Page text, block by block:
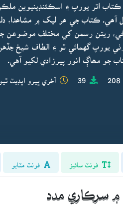
اتر يورپ ۽ اسڪئنڊينيوين ملڪن
آھي. ڪتاب جي ھر ليک ۾ مشاھدا،
ريتن رسمن کي مختلف موضوعن
يورپ گهمائي ٿو ۽ الطاف شيخ
جو مھاڳ انور پيرزادي لکيو آهي.
208
39 آخري ڀيرو اپڊيٽ
۾ سرڪاري مدد